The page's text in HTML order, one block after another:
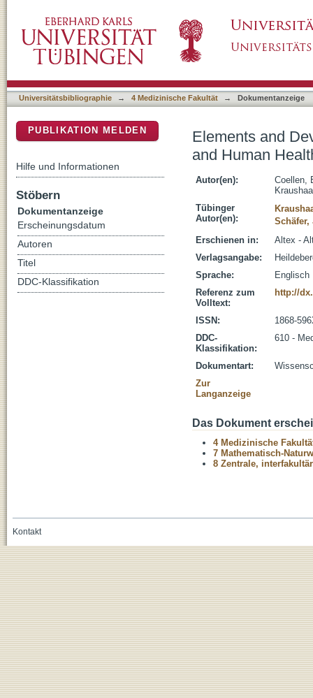
Relevant Life Science Research
Universitätsbibliographie → 4 Medizinische Fakultät → Dokumentanzeige
Elements and
and Human
Autor(en):
Coellen,
Tübinger
Autor(en):
Schäfer,
Erschienen in:
Altex -
Verlagsangabe:
Sprache:
Englisch
Referenz zum
Volltext:
http://
ISSN:
1868-
DDC-
Klassifikation:
610 -
Dokumentart:
Zur
Langanzeige
Das Dokument
4 Medizinische
7 Mathematisch-
8 Zentrale,
PUBLIKATION MELDEN
Hilfe und Informationen
Stöbern
Dokumentanzeige
Erscheinungsdatum
Autoren
Titel
DDC-Klassifikation
Kontakt